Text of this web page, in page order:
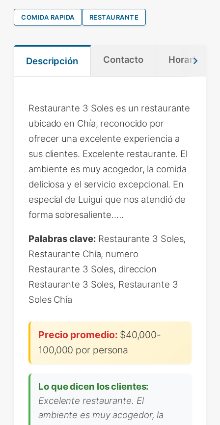
COMIDA RAPIDA RESTAURANTE
Descripción Contacto Horario
Restaurante 3 Soles es un restaurante
ubicado en Chía, reconocido por
ofrecer una excelente experiencia a
sus clientes. Excelente restaurante. El
ambiente es muy acogedor, la comida
deliciosa y el servicio excepcional. En
especial de Luigui que nos atendió de
forma sobresaliente.….
Palabras clave: Restaurante 3 Soles,
Restaurante Chía, numero
Restaurante 3 Soles, direccion
Restaurante 3 Soles, Restaurante 3
Soles Chía
Precio promedio: $40,000-
100,000 por persona
Lo que dicen los clientes:
Excelente restaurante. El
ambiente es muy acogedor, la